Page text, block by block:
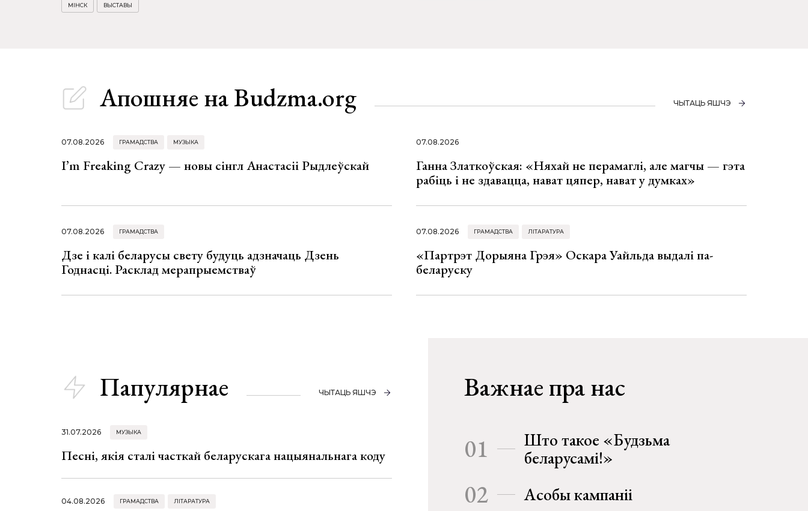
МІНСК ВЫСТАВЫ
Апошняе на Budzma.org ЧЫТАЦЬ ЯШЧЭ
07.08.2026 ГРАМАДСТВА МУЗЫКА
I’m Freaking Crazy — новы сінгл Анастасіі Рыдлеўскай
07.08.2026
Ганна Златкоўская: «Няхай не перамаглі, але магчы — гэта
рабіць і не здавацца, нават цяпер, нават у думках»
07.08.2026 ГРАМАДСТВА
Дзе і калі беларусы свету будуць адзначаць Дзень
Годнасці. Расклад мерапрыемстваў
07.08.2026 ГРАМАДСТВА ЛІТАРАТУРА
«Партрэт Дорыяна Грэя» Оскара Уайльда выдалі па-
беларуску
Папулярнае ЧЫТАЦЬ ЯШЧЭ
31.07.2026 МУЗЫКА
Песні, якія сталі часткай беларускага нацыянальнага коду
04.08.2026 ГРАМАДСТВА ЛІТАРАТУРА
Важнае пра нас
01
Што такое «Будзьма
беларусамі!»
02 Асобы кампаніі